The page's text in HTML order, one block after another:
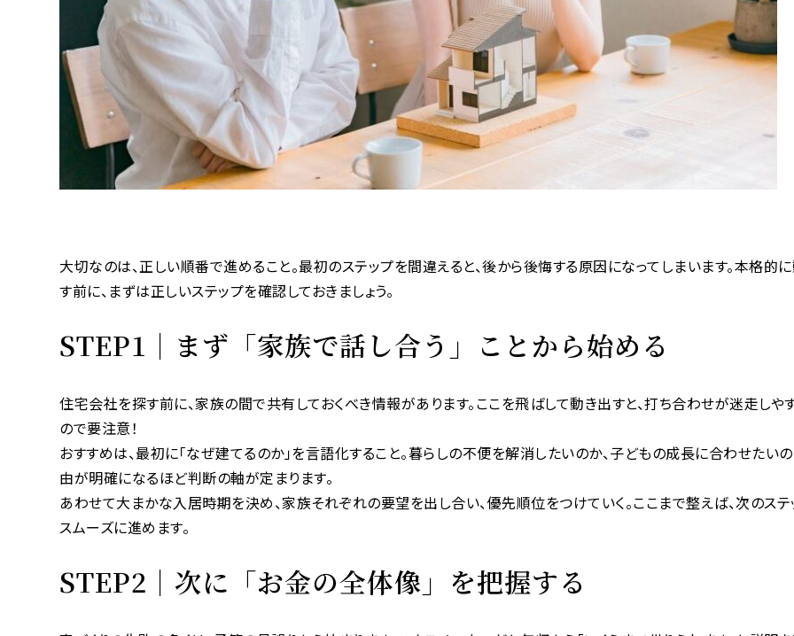
大切なのは、正しい順番で進めること。最初のステップを間違えると、後から後悔する原因になってしまいます。本格的
す前に、まずは正しいステップを確認しておきましょう。
STEP1｜まず「家族で話し合う」ことから始める
住宅会社を探す前に、家族の間で共有しておくべき情報があります。ここを飛ばして動き出すと、打ち合わせが迷走しや
ので要注意！
おすすめは、最初に「なぜ建てるのか」を言語化すること。暮らしの不便を解消したいのか、子どもの成長に合わせたいの
由が明確になるほど判断の軸が定まります。
あわせて大まかな入居時期を決め、家族それぞれの要望を出し合い、優先順位をつけていく。ここまで整えば、次のス
スムーズに進めます。
STEP2｜次に「お金の全体像」を把握する